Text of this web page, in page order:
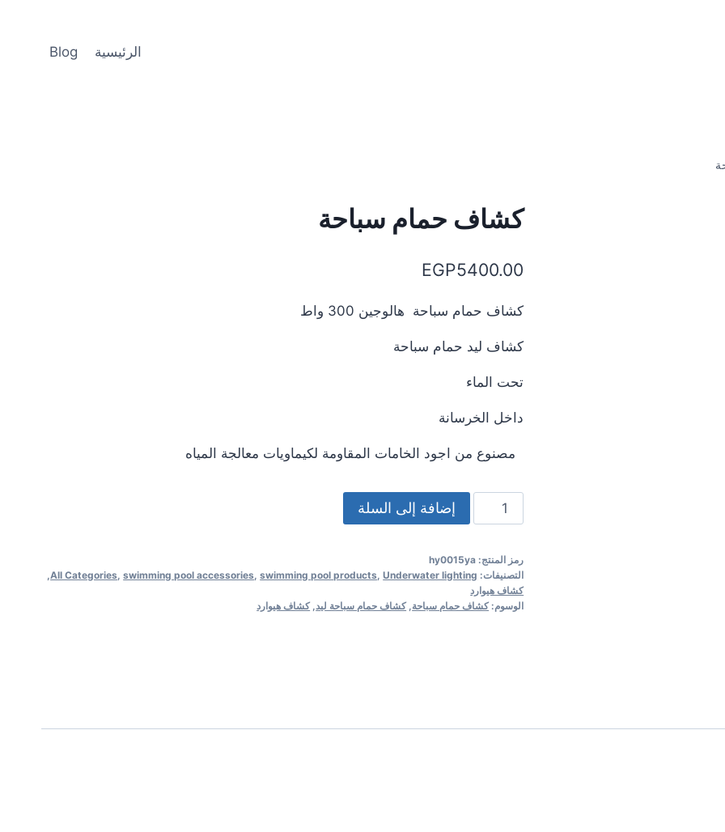
الرئيسية Blog
كشاف حمام سباحة
EGP5400.00
كشاف حمام سباحة هالوجين 300 واط
كشاف ليد حمام سباحة
تحت الماء
داخل الخرسانة
مصنوع من اجود الخامات المقاومة لكيماويات معالجة المياه
كمية
كشاف
سباحة
إضافة إلى السلة
رمز المنتج: hy0015ya
التصنيفات:
All Categories,swimming pool accessories,swimming pool products,Underwater lighting
,
كشاف هيوارد
الوسوم:كشاف حمام سباحة,كشاف حمام سباحة ليد,كشاف هيوارد